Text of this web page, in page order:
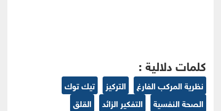
كلمات دلالية :
نظرية المركب الفارغ التركيز
تيك توك
الصحة النفسية
التفكير الزائد
القلق